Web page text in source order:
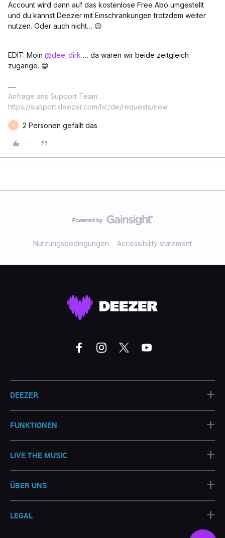
Account wird dann auf das kostenlose Free Abo umgestellt
und du kannst Deezer mit Einschränkungen trotzdem weiter
nutzen. Oder auch nicht… 😉
EDIT: Moin @dee_dirk … da waren wir beide zeitgleich
zugange. 😁
Anfrage ans Support Team…
https://support.deezer.com/hc/de/requests/new
K 2 Personen gefällt das
Nutzungsbedingungen Accessibility statement
DEEZER +
FUNKTIONEN +
LIVE THE MUSIC +
ÜBER UNS +
LEGAL +